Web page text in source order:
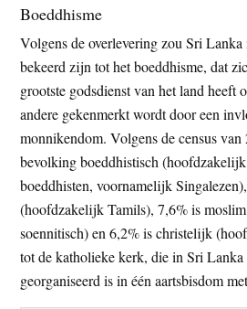
Boeddhisme
Volgens de overlevering zou Sri
bekeerd zijn tot het boeddhisme, dat
grootste godsdienst van het land heeft
andere gekenmerkt wordt door een
monnikendom. Volgens de census
bevolking boeddhistisch
boeddhisten, voornamelijk
(hoofdzakelijk Tamils), 7,6% is
soennitisch) en 6,2% is christelijk
tot de katholieke kerk, die in Sri
georganiseerd is in één aartsbisdom